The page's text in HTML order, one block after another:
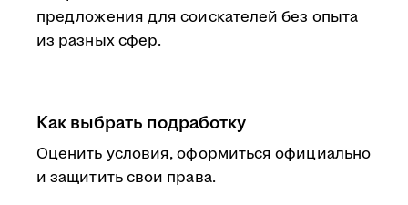
предложения для соискателей без опыта
из разных сфер.
Как выбрать подработку
Оценить условия, оформиться официально
и защитить свои права.